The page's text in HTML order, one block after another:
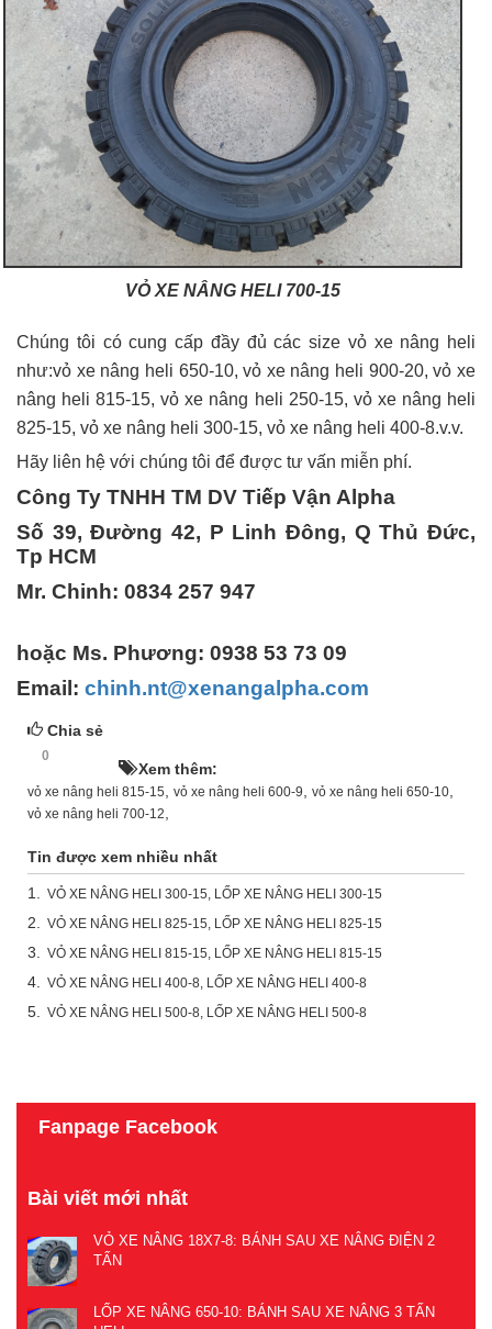
VỎ XE NÂNG HELI 700-15
Chúng tôi có cung cấp đầy đủ các size vỏ xe nâng heli
như:vỏ xe nâng heli 650-10, vỏ xe nâng heli 900-20, vỏ xe
nâng heli 815-15, vỏ xe nâng heli 250-15, vỏ xe nâng heli
825-15, vỏ xe nâng heli 300-15, vỏ xe nâng heli 400-8.v.v.
Hãy liên hệ với chúng tôi để được tư vấn miễn phí.
Công Ty TNHH TM DV Tiếp Vận Alpha
Số 39, Đường 42, P Linh Đông, Q Thủ Đức,
Tp HCM
Mr. Chinh: 0834 257 947
hoặc Ms. Phương: 0938 53 73 09
Email: chinh.nt@xenangalpha.com
Chia sẻ
0
Xem thêm:
vỏ xe nâng heli 815-15 vỏ xe nâng heli 600-9 vỏ xe nâng heli 650-10
vỏ xe nâng heli 700-12
Tin được xem nhiều nhất
1. VỎ XE NÂNG HELI 300-15, LỐP XE NÂNG HELI 300-15
2. VỎ XE NÂNG HELI 825-15, LỐP XE NÂNG HELI 825-15
3. VỎ XE NÂNG HELI 815-15, LỐP XE NÂNG HELI 815-15
4. VỎ XE NÂNG HELI 400-8, LỐP XE NÂNG HELI 400-8
5. VỎ XE NÂNG HELI 500-8, LỐP XE NÂNG HELI 500-8
Fanpage Facebook
Bài viết mới nhất
VỎ XE NÂNG 18X7-8: BÁNH SAU XE NÂNG ĐIỆN 2
TẤN
LỐP XE NÂNG 650-10: BÁNH SAU XE NÂNG 3 TẤN